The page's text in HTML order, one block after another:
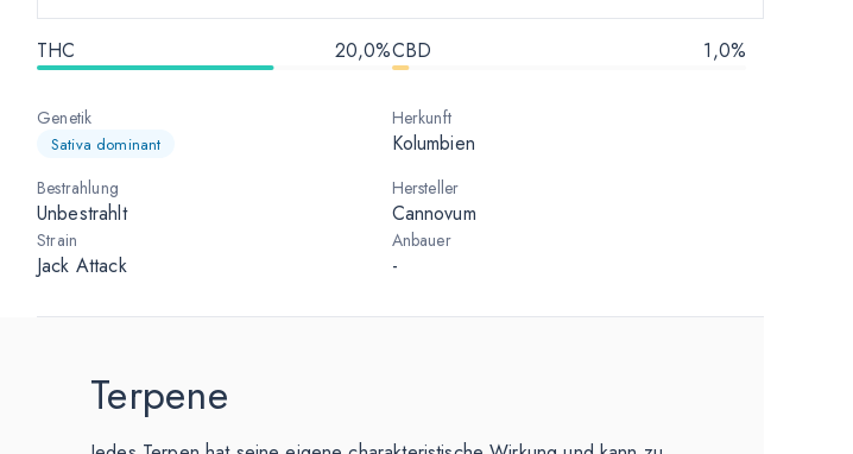
THC 20,0%CBD 1,0%
Genetik
Sativa dominant
Herkunft
Kolumbien
Bestrahlung
Unbestrahlt
Hersteller
Cannovum
Strain
Jack Attack
Anbauer
-
Terpene